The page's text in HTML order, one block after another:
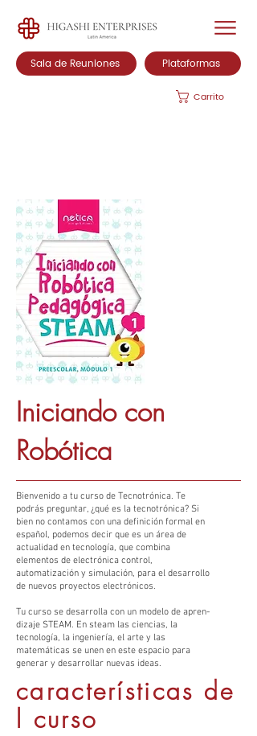
Sala de Reuniones Plataformas
Carrito
Iniciando con
Robótica
Bienvenido a tu curso de Tecnotrónica. Te
podrás preguntar, ¿qué es la tecnotrónica? Si
bien no contamos con una definición formal en
español, podemos decir que es un área de
actualidad en tecnología, que combina
elementos de electróni­ca control,
automatización y simulación, para el desarrollo
de nuevos proyectos electrónicos.
Tu curso se desarrolla con un modelo de apren­
dizaje STEAM. En steam las ciencias, la
tecnología, la ingeniería, el arte y las
matemáticas se unen en este espacio para
generar y desarrollar nue­vas ideas.
características de
l curso